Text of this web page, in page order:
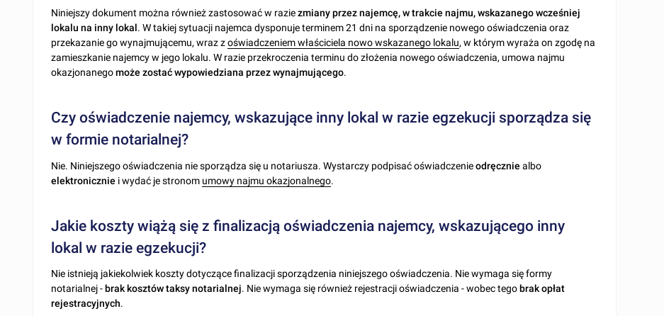
Niniejszy dokument można również zastosować w raziezmiany przez najemcę, w trakcie najmu, wskazanego wcześniej
lokalu na inny lokal. W takiej sytuacji najemca dysponuje terminem 21 dni na sporządzenie nowego oświadczenia oraz
przekazanie go wynajmującemu, wraz zoświadczeniem właściciela nowo wskazanego lokalu, w którym wyraża on zgodę na
zamieszkanie najemcy w jego lokalu. W razie przekroczenia terminu do złożenia nowego oświadczenia, umowa najmu
okazjonanegomoże zostać wypowiedziana przez wynajmującego.
Czy oświadczenie najemcy, wskazujące inny lokal w razie egzekucji sporządza się
w formie notarialnej?
Nie. Niniejszego oświadczenia nie sporządza się u notariusza. Wystarczy podpisać oświadczenieodręcznie albo
elektronicznie i wydać je stronom umowy najmu okazjonalnego.
Jakie koszty wiążą się z finalizacją oświadczenia najemcy, wskazującego inny
lokal w razie egzekucji?
Nie istnieją jakiekolwiek koszty dotyczące finalizacji sporządzenia niniejszego oświadczenia. Nie wymaga się formy
notarialnej - brak kosztów taksy notarialnej. Nie wymaga się również rejestracji oświadczenia - wobec tego brak opłat
rejestracyjnych.